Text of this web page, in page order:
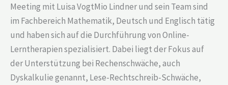
Meeting mit Luisa VogtMio Lindner und sein Team sind
im Fachbereich Mathematik, Deutsch und Englisch tätig
und haben sich auf die Durchführung von Online-
Lerntherapien spezialisiert. Dabei liegt der Fokus auf
der Unterstützung bei Rechenschwäche, auch
Dyskalkulie genannt, Lese-Rechtschreib-Schwäche,